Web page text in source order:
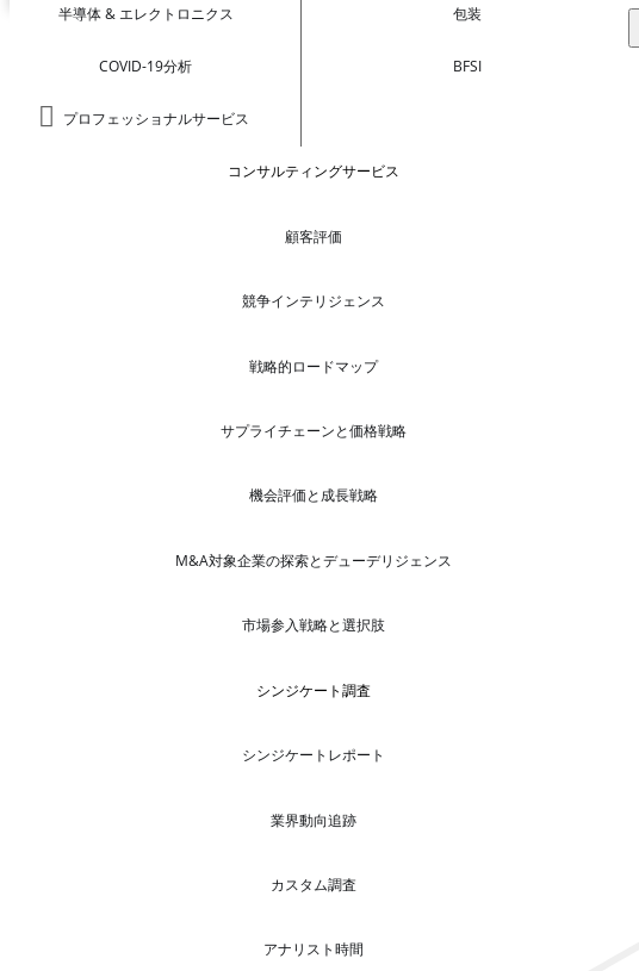
半導体 & エレクトロニクス
COVID-19分析
プロフェッショナルサービス
包装
BFSI
コンサルティングサービス
顧客評価
競争インテリジェンス
戦略的ロードマップ
サプライチェーンと価格戦略
機会評価と成長戦略
M&A対象企業の探索とデューデリジェンス
市場参入戦略と選択肢
シンジケート調査
シンジケートレポート
業界動向追跡
カスタム調査
アナリスト時間